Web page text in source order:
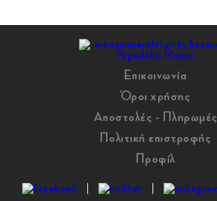
Επικοινωνία
Όροι χρήσης
Αποστολές - Πληρωμές
Πολιτική επιστροφής
Προφίλ